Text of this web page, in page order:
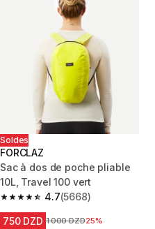
Soldes
FORCLAZ
Sac à dos de poche pliable
10L, Travel 100 vert
4.7
4.7 out of 5 stars from 5668
(5668)
750 DZD Prix avant la réduction
1 000 DZD25%